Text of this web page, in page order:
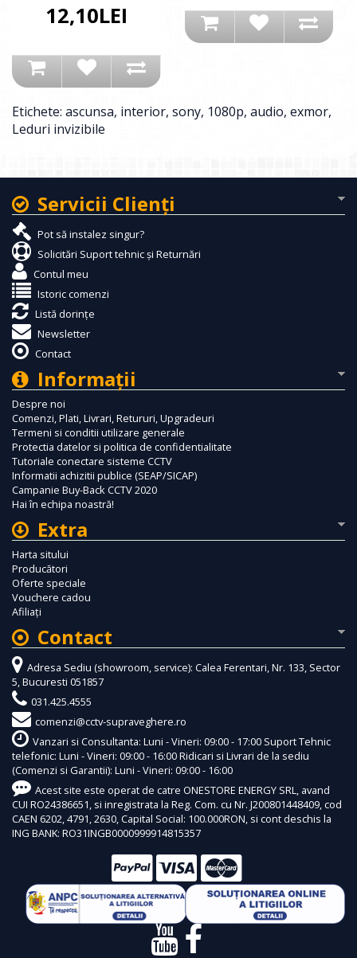
12,10LEI
Etichete: ascunsa, interior, sony, 1080p, audio, exmor,
Leduri invizibile
Servicii Clienţi
Pot să instalez singur?
Solicitări Suport tehnic și Returnări
Contul meu
Istoric comenzi
Listă dorințe
Newsletter
Contact
Informaţii
Despre noi
Comenzi, Plati, Livrari, Retururi, Upgradeuri
Termeni si conditii utilizare generale
Protectia datelor si politica de confidentialitate
Tutoriale conectare sisteme CCTV
Informatii achizitii publice (SEAP/SICAP)
Campanie Buy-Back CCTV 2020
Hai în echipa noastră!
Extra
Harta sitului
Producători
Oferte speciale
Vouchere cadou
Afiliaţi
Contact
Adresa Sediu (showroom, service): Calea Ferentari, Nr. 133, Sector
5, Bucuresti 051857
031.425.4555
comenzi@cctv-supraveghere.ro
Vanzari si Consultanta: Luni - Vineri: 09:00 - 17:00 Suport Tehnic
telefonic: Luni - Vineri: 09:00 - 16:00 Ridicari si Livrari de la sediu
(Comenzi si Garantii): Luni - Vineri: 09:00 - 16:00
Acest site este operat de catre ONESTORE ENERGY SRL, avand
CUI RO24386651, si inregistrata la Reg. Com. cu Nr. J200801448409, cod
CAEN 6202, 4791, 2630, Capital Social: 100.000RON, si cont deschis la
ING BANK: RO31INGB0000999914815357